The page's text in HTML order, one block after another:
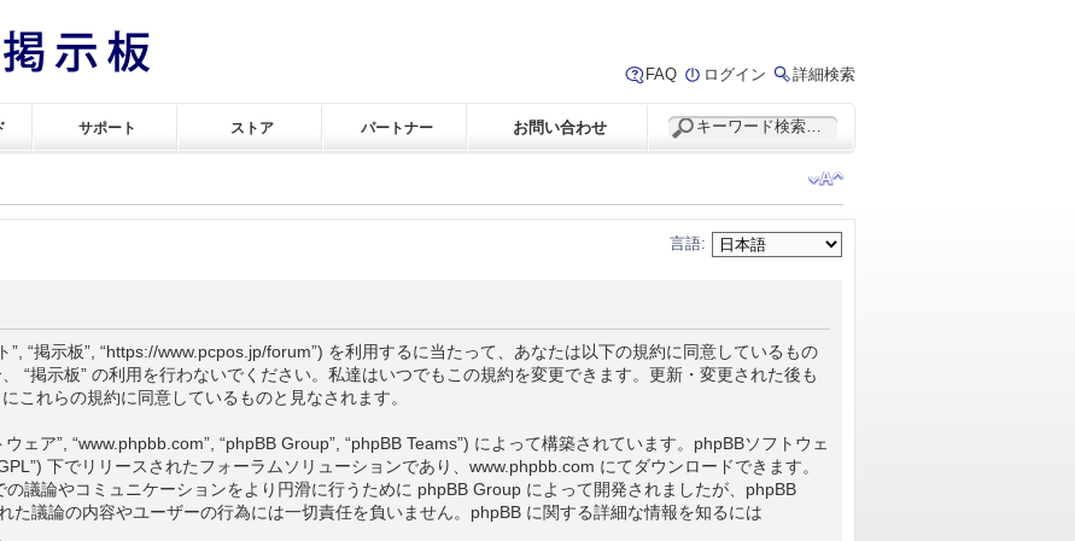
FAQ ログイン 詳細検索
サポート ストア パートナー お問い合わせ
言語:
”, “掲示板”, “https://www.pcpos.jp/forum”) を利用するに当たって、あなたは以下の規約に同意しているもの
“掲示板” の利用を行わないでください。私達はいつでもこの規約を変更できます。更新・変更された後も
これらの規約に同意しているものと見なされます。
ェア”, “www.phpbb.com”, “phpBB Group”, “phpBB Teams”) によって構築されています。phpBBソフトウェ
下でリリースされたフォーラムソリューションであり、 www.phpbb.com にてダウンロードできます。
議論やコミュニケーションをより円滑に行うために phpBB Group によって開発されましたが、phpBB
た議論の内容やユーザーの行為には一切責任を負いません。phpBB に関する詳細な情報を知るには